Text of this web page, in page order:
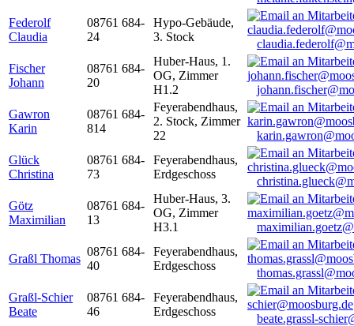
Federolf
Claudia
08761 684-
24
Hypo-Gebäude,
3. Stock
Fischer
Johann
08761 684-
20
Huber-Haus, 1.
OG, Zimmer
H1.2
Gawron
Karin
08761 684-
814
Feyerabendhaus,
2. Stock, Zimmer
22
Glück
Christina
08761 684-
73
Feyerabendhaus,
Erdgeschoss
Götz
Maximilian
08761 684-
13
Huber-Haus, 3.
OG, Zimmer
H3.1
Graßl Thomas
08761 684-
40
Feyerabendhaus,
Erdgeschoss
Graßl-Schier
Beate
08761 684-
46
Feyerabendhaus,
Erdgeschoss
beate.grassl-